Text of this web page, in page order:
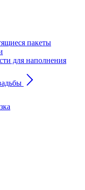
пакеты
для наполнения